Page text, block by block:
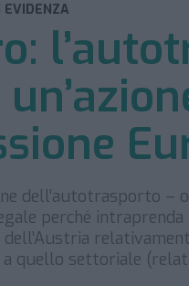
EVIDENZA
dell’autotrasporto –
perché intraprenda
dell’Austria
quello settoriale